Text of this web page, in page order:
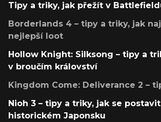
Tipy a triky, jak přežít v
Borderlands 4 – tipy a triky, jak
nejlepší loot
Hollow Knight: Silksong – tipy a
v broučím království
Kingdom Come: Deliverance 2 –
Nioh 3 – tipy a triky, jak se
historickém Japonsku